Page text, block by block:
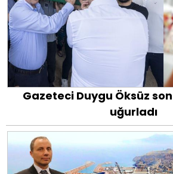
Gazeteci Duygu Öksüz
uğurladı